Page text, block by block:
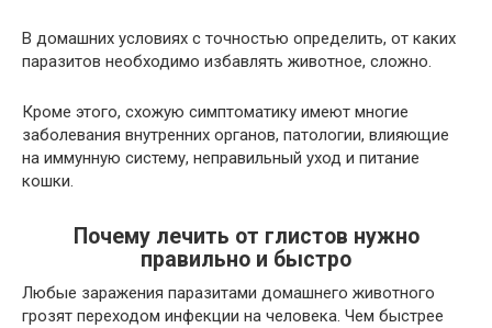
В домашних условиях с точностью определить, от каких
паразитов необходимо избавлять животное, сложно.
Кроме этого, схожую симптоматику имеют многие
заболевания внутренних органов, патологии, влияющие
на иммунную систему, неправильный уход и питание
кошки.
Почему лечить от глистов нужно
правильно и быстро
Любые заражения паразитами домашнего животного
грозят переходом инфекции на человека. Чем быстрее